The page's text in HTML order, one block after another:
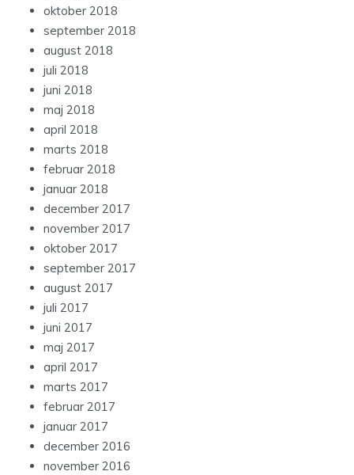
oktober 2018
september 2018
august 2018
juli 2018
juni 2018
maj 2018
april 2018
marts 2018
februar 2018
januar 2018
december 2017
november 2017
oktober 2017
september 2017
august 2017
juli 2017
juni 2017
maj 2017
april 2017
marts 2017
februar 2017
januar 2017
december 2016
november 2016